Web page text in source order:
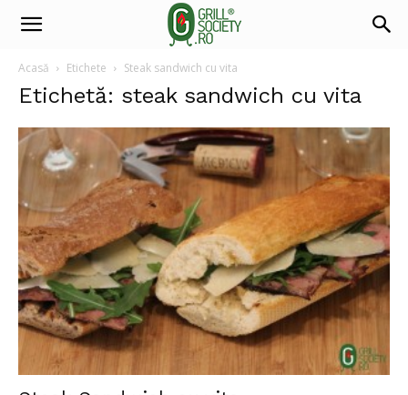
Acasă Etichete Steak sandwich cu vita
Etichetă: steak sandwich cu vita